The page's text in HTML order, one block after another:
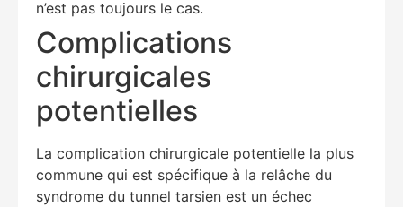
n’est pas toujours le cas.
Complications
chirurgicales
potentielles
La complication chirurgicale potentielle la plus
commune qui est spécifique à la relâche du
syndrome du tunnel tarsien est un échec